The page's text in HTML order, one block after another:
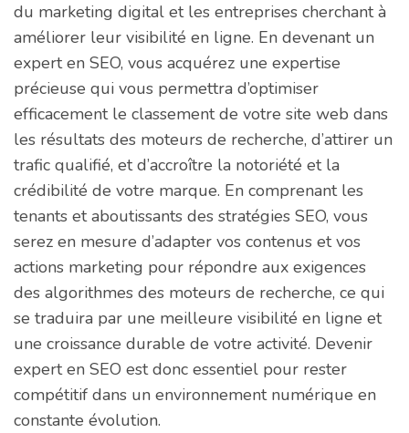
du marketing digital et les entreprises cherchant à
améliorer leur visibilité en ligne. En devenant un
expert en SEO, vous acquérez une expertise
précieuse qui vous permettra d’optimiser
efficacement le classement de votre site web dans
les résultats des moteurs de recherche, d’attirer un
trafic qualifié, et d’accroître la notoriété et la
crédibilité de votre marque. En comprenant les
tenants et aboutissants des stratégies SEO, vous
serez en mesure d’adapter vos contenus et vos
actions marketing pour répondre aux exigences
des algorithmes des moteurs de recherche, ce qui
se traduira par une meilleure visibilité en ligne et
une croissance durable de votre activité. Devenir
expert en SEO est donc essentiel pour rester
compétitif dans un environnement numérique en
constante évolution.